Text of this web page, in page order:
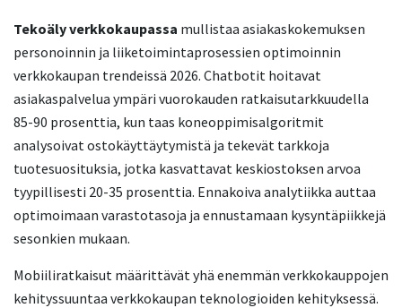
Tekoäly verkkokaupassa mullistaa asiakaskokemuksen
personoinnin ja liiketoimintaprosessien optimoinnin
verkkokaupan trendeissä 2026. Chatbotit hoitavat
asiakaspalvelua ympäri vuorokauden ratkaisutarkkuudella
85-90 prosenttia, kun taas koneoppimisalgoritmit
analysoivat ostokäyttäytymistä ja tekevät tarkkoja
tuotesuosituksia, jotka kasvattavat keskiostoksen arvoa
tyypillisesti 20-35 prosenttia. Ennakoiva analytiikka auttaa
optimoimaan varastotasoja ja ennustamaan kysyntäpiikkejä
sesonkien mukaan.
Mobiiliratkaisut määrittävät yhä enemmän verkkokauppojen
kehityssuuntaa verkkokaupan teknologioiden kehityksessä.